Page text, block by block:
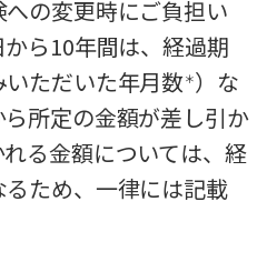
の変更時にご負担い
ら10年間は、経過期
ただいた年月数＊）な
所定の金額が差し引か
る金額については、経
ため、一律には記載